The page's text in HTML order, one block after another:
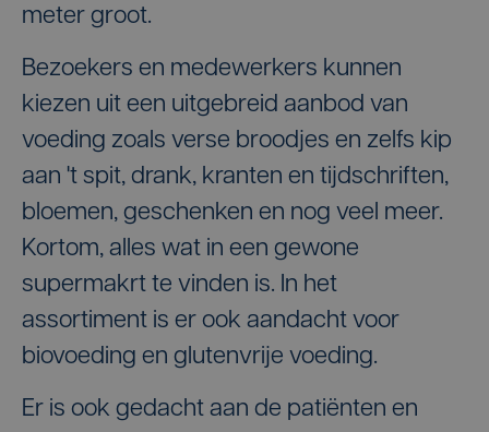
meter groot.
Bezoekers en medewerkers kunnen
kiezen uit een uitgebreid aanbod van
voeding zoals verse broodjes en zelfs kip
aan 't spit, drank, kranten en tijdschriften,
bloemen, geschenken en nog veel meer.
Kortom, alles wat in een gewone
supermakrt te vinden is. In het
assortiment is er ook aandacht voor
biovoeding en glutenvrije voeding.
Er is ook gedacht aan de patiënten en